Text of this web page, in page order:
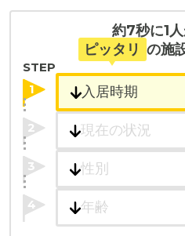
約7秒に1人
ピッタリ の施
STEP
1
2
3
4